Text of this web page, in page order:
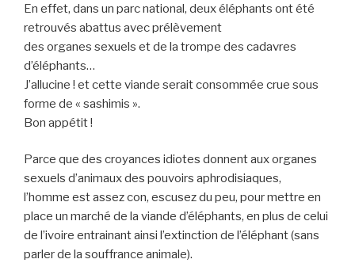
En effet, dans un parc national, deux éléphants ont été
retrouvés abattus avec prélèvement
des organes sexuels et de la trompe des cadavres
d’éléphants…
J’allucine ! et cette viande serait consommée crue sous
forme de « sashimis ».
Bon appétit !
Parce que des croyances idiotes donnent aux organes
sexuels d’animaux des pouvoirs aphrodisiaques,
l’homme est assez con, escusez du peu, pour mettre en
place un marché de la viande d’éléphants, en plus de celui
de l’ivoire entrainant ainsi l’extinction de l’éléphant (sans
parler de la souffrance animale).